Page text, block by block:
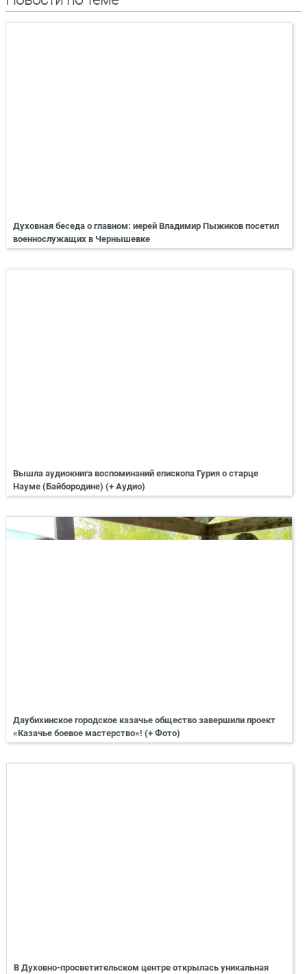
Духовная беседа о главном: иерей Владимир Пыжиков посетил
военнослужащих в Чернышевке
Вышла аудиокнига воспоминаний епископа Гурия о старце
Науме (Байбородине) (+ Аудио)
Даубихинское городское казачье общество завершили проект
«Казачье боевое мастерство»! (+ Фото)
В Духовно-просветительском центре открылась уникальная